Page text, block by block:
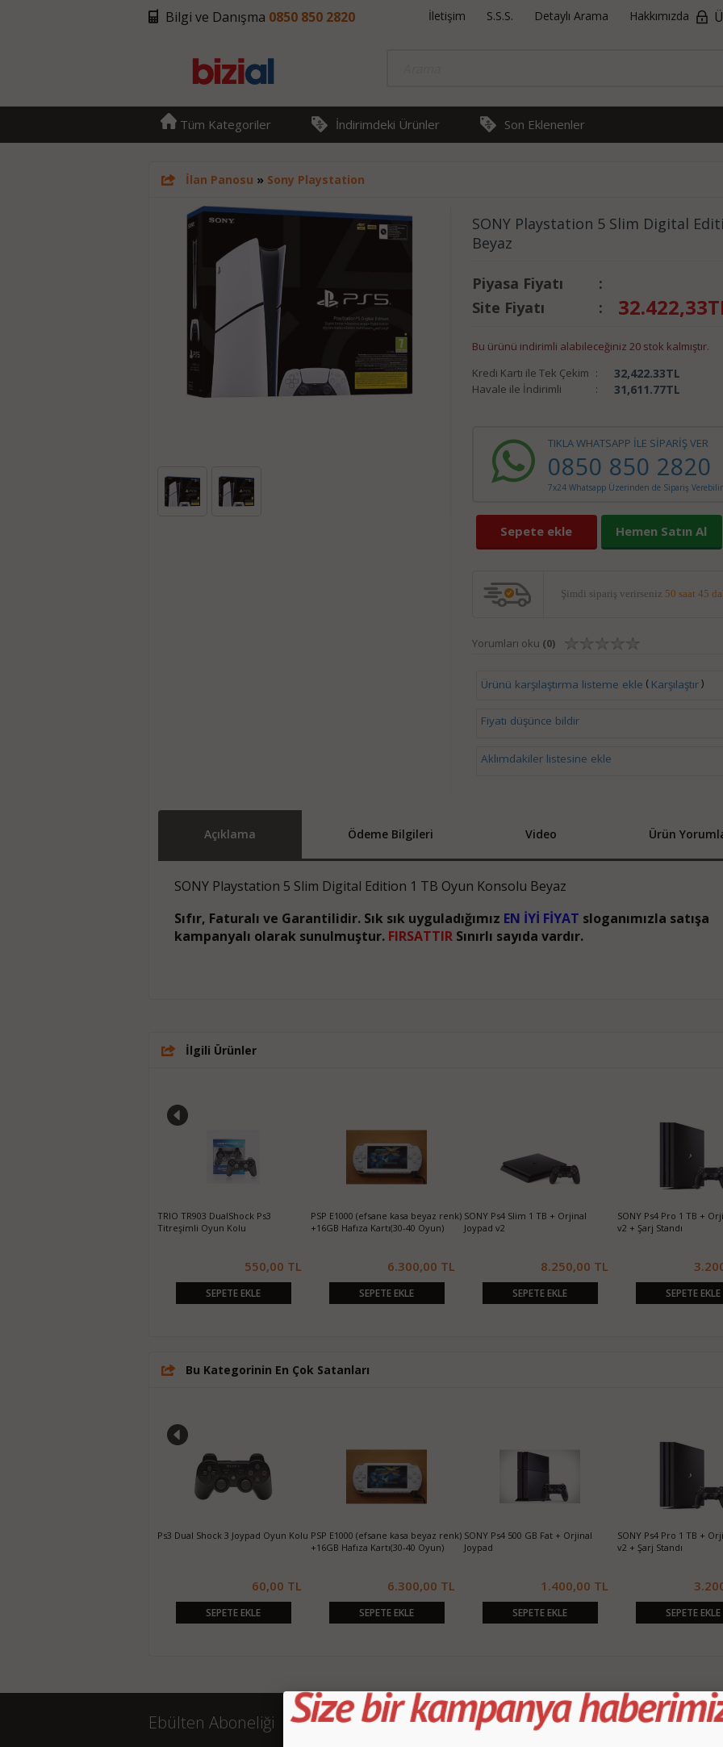
Bilgi ve Danışma 0850 850 2820 İletişim S.S.S. Detaylı Arama Hakkımızda
Tüm Kategoriler İndirimdeki Ürünler Son Eklenenler
İlan Panosu » Sony Playstation
SONY Playstation 5 Slim Digital
Beyaz
Piyasa Fiyatı
:
Site Fiyatı
: 32.422,33
Bu ürünü indirimli alabileceğiniz 20 stok kalmıştır.
Kredi Kartı ile Tek Çekim : 32,422.33TL
Havale ile İndirimli : 31,611.77TL
TIKLA WHATSAPP İLE SİPARİŞ VER
0850 850 2820
7x24 Whatsapp Üzerinden de Sipariş
Sepete ekle Hemen Satın Al
Şimdi sipariş verirseniz 50 saat 45
Yorumları oku (0)
Ürünü karşılaştırma listeme ekle ( Karşılaştır)
Fiyatı düşünce bildir
Aklımdakiler listesine ekle
Açıklama Ödeme Bilgileri Video Ürün
SONY Playstation 5 Slim Digital Edition 1 TB Oyun Konsolu Beyaz
Sıfır, Faturalı ve Garantilidir. Sık sık uyguladığımız EN İYİ FİYAT sloganımızla satışa
kampanyalı olarak sunulmuştur. FIRSATTIRSınırlı sayıda vardır.
İlgili Ürünler
TRIO TR903 DualShock Ps3
Titreşimli Oyun Kolu
550,00 TL
SEPETE EKLE
PSP E1000 (efsane kasa beyaz renk)
+16GB Hafıza Kartı(30-40 Oyun)
6.300,00 TL
SEPETE EKLE
SONY Ps4 Slim 1 TB + Orjinal
Joypad v2
8.250,00 TL
SEPETE EKLE
SONY Ps4 Pro 1 TB +
v2 + Şarj Standı
SEPETE EKLE
Bu Kategorinin En Çok Satanları
Ps3 Dual Shock 3 Joypad Oyun Kolu
60,00 TL
SEPETE EKLE
PSP E1000 (efsane kasa beyaz renk)
+16GB Hafıza Kartı(30-40 Oyun)
6.300,00 TL
SEPETE EKLE
SONY Ps4 500 GB Fat + Orjinal
Joypad
1.400,00 TL
SEPETE EKLE
SONY Ps4 Pro 1 TB +
v2 + Şarj Standı
SEPETE EKLE
Ebülten Aboneliği